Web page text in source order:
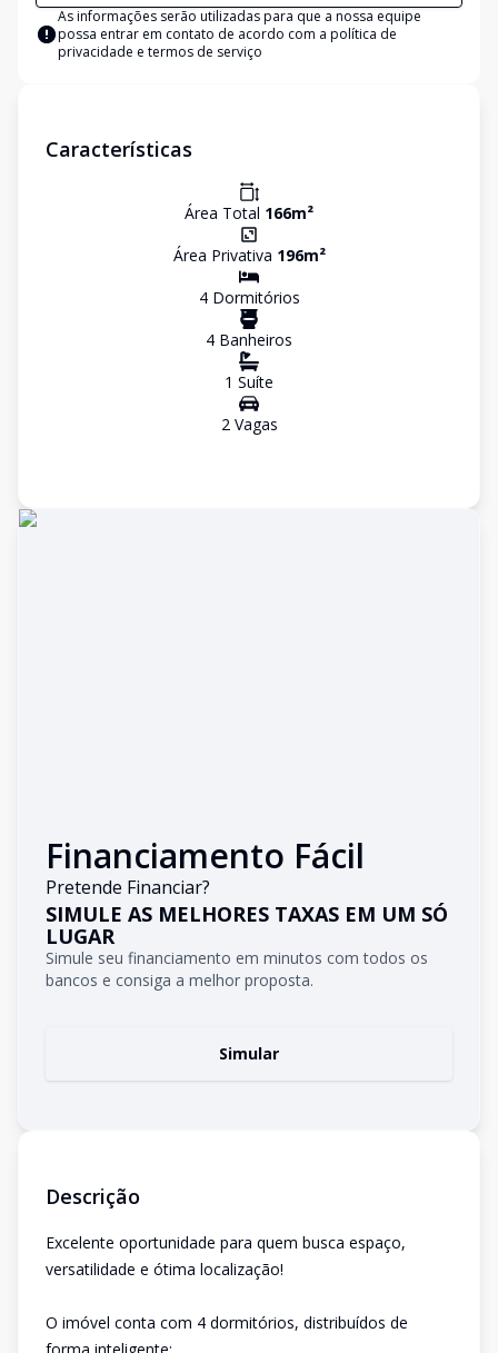
As informações serão utilizadas para que a nossa equipe
possa entrar em contato de acordo com a política de
privacidade e termos de serviço
Características
Área Total 166m²
Área Privativa 196m²
4Dormitórios
4 Banheiros
1 Suíte
2Vagas
Financiamento Fácil
Pretende Financiar?
SIMULE AS MELHORES TAXAS EM UM SÓ
LUGAR
Simule seu financiamento em minutos com todos os
bancos e consiga a melhor proposta.
Simular
Descrição
Excelente oportunidade para quem busca espaço,
versatilidade e ótima localização!
O imóvel conta com 4 dormitórios, distribuídos de